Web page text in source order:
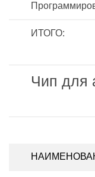
ИТОГО:
Чип для